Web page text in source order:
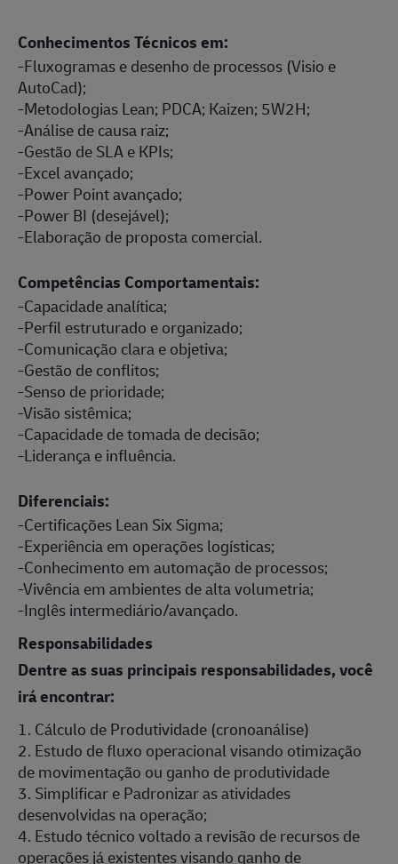
Conhecimentos Técnicos em:
-Fluxogramas e desenho de processos (Visio e
AutoCad);
-Metodologias Lean; PDCA; Kaizen; 5W2H;
-Análise de causa raiz;
-Gestão de SLA e KPIs;
-Excel avançado;
-Power Point avançado;
-Power BI (desejável);
-Elaboração de proposta comercial.
Competências Comportamentais:
-Capacidade analítica;
-Perfil estruturado e organizado;
-Comunicação clara e objetiva;
-Gestão de conflitos;
-Senso de prioridade;
-Visão sistêmica;
-Capacidade de tomada de decisão;
-Liderança e influência.
Diferenciais:
-Certificações Lean Six Sigma;
-Experiência em operações logísticas;
-Conhecimento em automação de processos;
-Vivência em ambientes de alta volumetria;
-Inglês intermediário/avançado.
Responsabilidades
Dentre as suas principais responsabilidades, você
irá encontrar:
1. Cálculo de Produtividade (cronoanálise)
2. Estudo de fluxo operacional visando otimização
de movimentação ou ganho de produtividade
3. Simplificar e Padronizar as atividades
desenvolvidas na operação;
4. Estudo técnico voltado a revisão de recursos de
operações já existentes visando ganho de